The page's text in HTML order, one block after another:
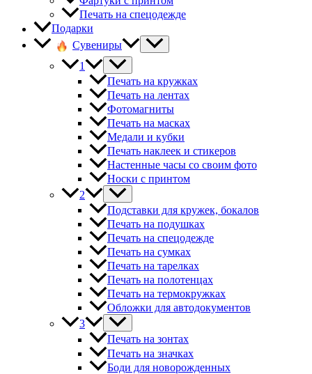
Печать на спецодежде
Подарки
Сувениры
1
Печать на кружках
Печать на лентах
Фотомагниты
Печать на масках
Медали и кубки
Печать наклеек и стикеров
Настенные часы со своим фото
Носки с принтом
2
Подставки для кружек, бокалов
Печать на подушках
Печать на спецодежде
Печать на сумках
Печать на тарелках
Печать на полотенцах
Печать на термокружках
Обложки для автодокументов
3
Печать на зонтах
Печать на значках
Боди для новорожденных